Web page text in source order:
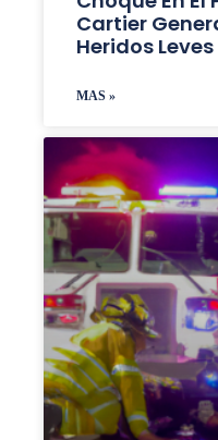
Cartier
Heridos Leves
MAS »